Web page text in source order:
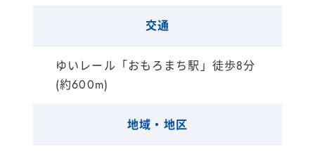
交通
ゆいレール「おもろまち駅」徒歩8分
(約600m)
地域・地区